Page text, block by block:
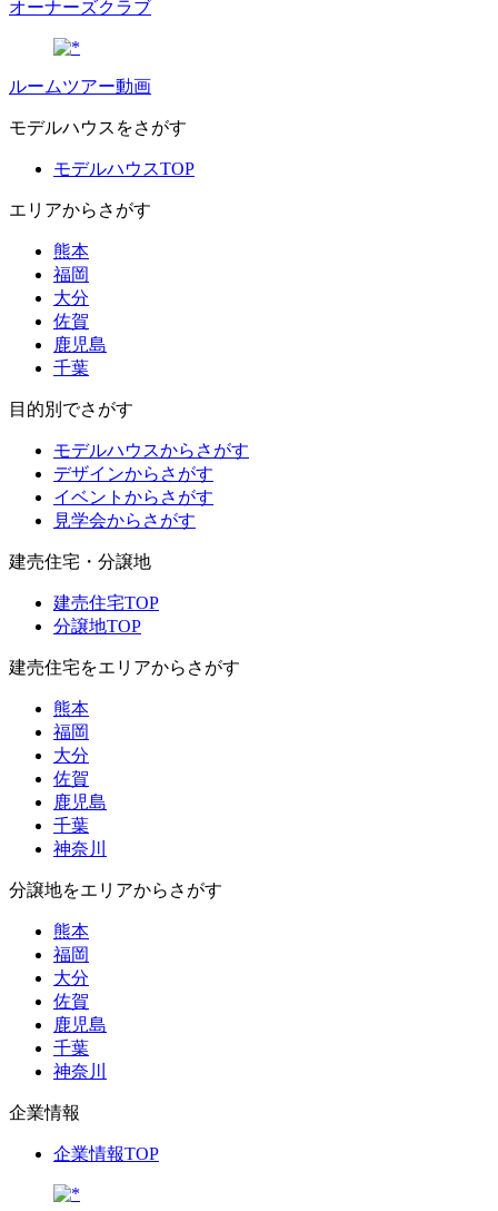
オーナーズクラブ
ルームツアー動画
モデルハウスをさがす
モデルハウスTOP
エリアからさがす
熊本
福岡
大分
佐賀
鹿児島
千葉
目的別でさがす
モデルハウスからさがす
デザインからさがす
イベントからさがす
見学会からさがす
建売住宅・分譲地
建売住宅TOP
分譲地TOP
建売住宅をエリアからさがす
熊本
福岡
大分
佐賀
鹿児島
千葉
神奈川
分譲地をエリアからさがす
熊本
福岡
大分
佐賀
鹿児島
千葉
神奈川
企業情報
企業情報TOP